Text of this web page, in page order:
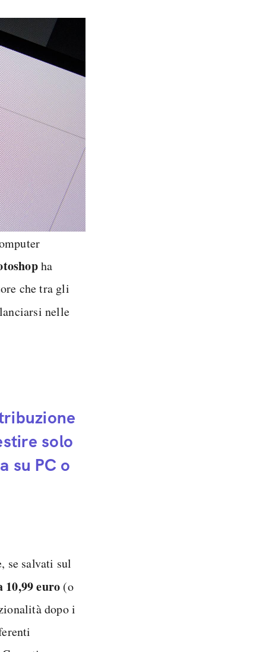
ha
che tra gli
nelle
solo
su PC o
se salvati sul
10,99 euro (o
dopo i